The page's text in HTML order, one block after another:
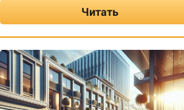
Читать